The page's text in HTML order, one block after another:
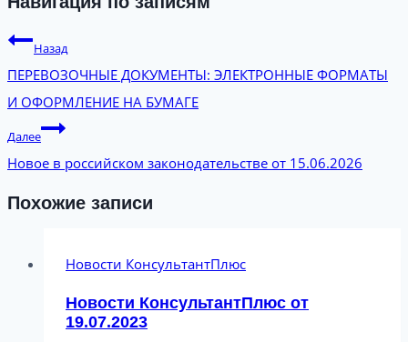
Назад
ПЕРЕВОЗОЧНЫЕ ДОКУМЕНТЫ: ЭЛЕКТРОННЫЕ ФОРМАТЫ
И ОФОРМЛЕНИЕ НА БУМАГЕ
Далее
Новое в российском законодательстве от 15.06.2026
Похожие записи
Новости КонсультантПлюс
Новости КонсультантПлюс от
19.07.2023